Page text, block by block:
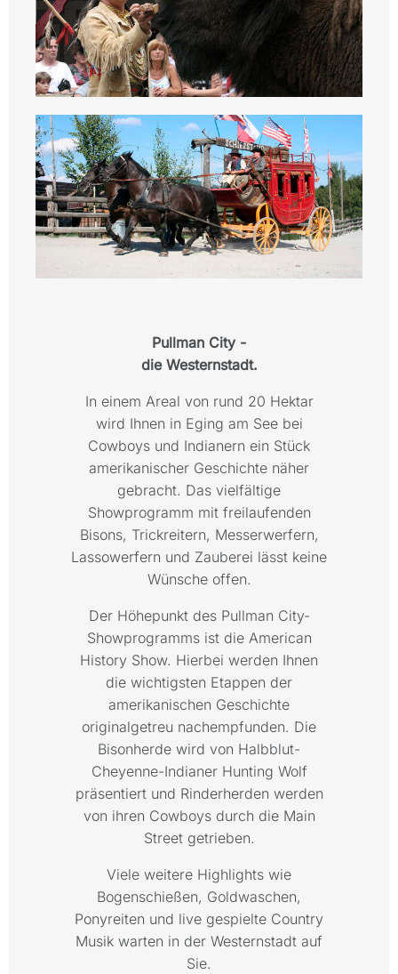
Pullman City -
die Westernstadt.
In einem Areal von rund 20 Hektar
wird Ihnen in Eging am See bei
Cowboys und Indianern ein Stück
amerikanischer Geschichte näher
gebracht. Das vielfältige
Showprogramm mit freilaufenden
Bisons, Trickreitern, Messerwerfern,
Lassowerfern und Zauberei lässt keine
Wünsche offen.
Der Höhepunkt des Pullman City-
Showprogramms ist die American
History Show. Hierbei werden Ihnen
die wichtigsten Etappen der
amerikanischen Geschichte
originalgetreu nachempfunden. Die
Bisonherde wird von Halbblut-
Cheyenne-Indianer Hunting Wolf
präsentiert und Rinderherden werden
von ihren Cowboys durch die Main
Street getrieben.
Viele weitere Highlights wie
Bogenschießen, Goldwaschen,
Ponyreiten und live gespielte Country
Musik warten in der Westernstadt auf
Sie.